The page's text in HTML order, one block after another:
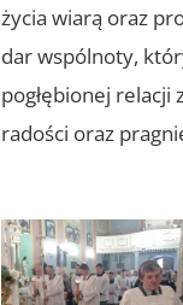
życia wiarą oraz
dar wspólnoty,
pogłębionej relacji
radości oraz